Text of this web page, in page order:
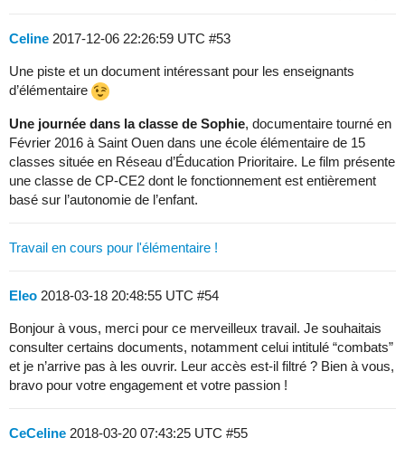
Celine 2017-12-06 22:26:59 UTC #53
Une piste et un document intéressant pour les enseignants
d’élémentaire
Une journée dans la classe de Sophie, documentaire tourné en
Février 2016 à Saint Ouen dans une école élémentaire de 15
classes située en Réseau d’Éducation Prioritaire. Le film présente
une classe de CP-CE2 dont le fonctionnement est entièrement
basé sur l’autonomie de l’enfant.
Travail en cours pour l'élémentaire !
Eleo 2018-03-18 20:48:55 UTC #54
Bonjour à vous, merci pour ce merveilleux travail. Je souhaitais
consulter certains documents, notamment celui intitulé “combats”
et je n’arrive pas à les ouvrir. Leur accès est-il filtré ? Bien à vous,
bravo pour votre engagement et votre passion !
CeCeline 2018-03-20 07:43:25 UTC #55